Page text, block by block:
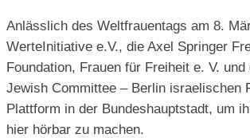
Anlässlich des Weltfrauentags am 8.
WerteInitiative e.V., die Axel Springer
Foundation, Frauen für Freiheit e. V.
Jewish Committee – Berlin israelischen
Plattform in der Bundeshauptstadt, um
hier hörbar zu machen.